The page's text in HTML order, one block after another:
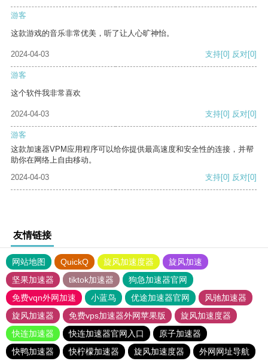
游客
这款游戏的音乐非常优美，听了让人心旷神怡。
2024-04-03 支持[0] 反对[0]
游客
这个软件我非常喜欢
2024-04-03 支持[0] 反对[0]
游客
这款加速器VPM应用程序可以给你提供最高速度和安全性的连接，并帮
助你在网络上自由移动。
2024-04-03
支持[0] 反对[0]
友情链接
网站地图 QuickQ 旋风加速度器
旋风加速
坚果加速器
tiktok加速器
狗急加速器官网
免费vqn外网加速
小蓝鸟 优途加速器官网
风驰加速器
旋风加速器
免费vps加速器外网苹果版
旋风加速度器
快连加速器
快连加速器官网入口
原子加速器
快鸭加速器
快柠檬加速器 旋风加速度器 外网网址导航